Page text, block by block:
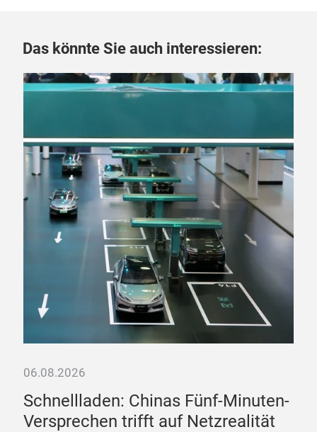
Das könnte Sie auch interessieren:
06.08.2026
Schnellladen: Chinas Fünf-Minuten-
Versprechen trifft auf Netzrealität